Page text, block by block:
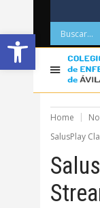
Abrir barra de
Home
SalusPlay